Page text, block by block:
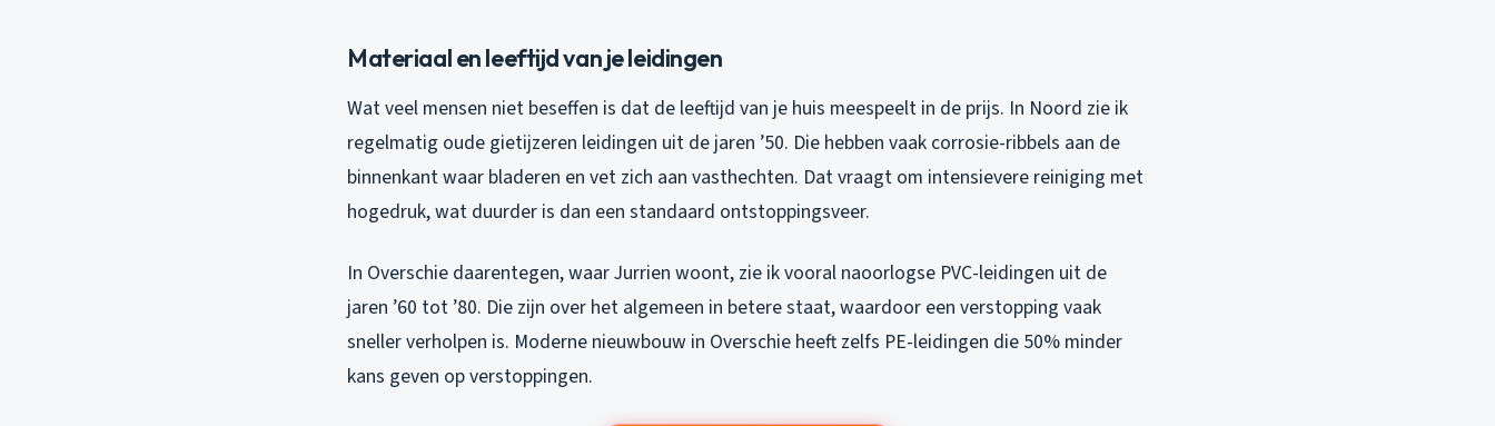
Materiaal en leeftijd van je leidingen
Wat veel mensen niet beseffen is dat de leeftijd van je huis meespeelt in de prijs. In Noord zie ik
regelmatig oude gietijzeren leidingen uit de jaren ’50. Die hebben vaak corrosie-ribbels aan de
binnenkant waar bladeren en vet zich aan vasthechten. Dat vraagt om intensievere reiniging met
hogedruk, wat duurder is dan een standaard ontstoppingsveer.
In Overschie daarentegen, waar Jurrien woont, zie ik vooral naoorlogse PVC-leidingen uit de
jaren ’60 tot ’80. Die zijn over het algemeen in betere staat, waardoor een verstopping vaak
sneller verholpen is. Moderne nieuwbouw in Overschie heeft zelfs PE-leidingen die 50% minder
kans geven op verstoppingen.